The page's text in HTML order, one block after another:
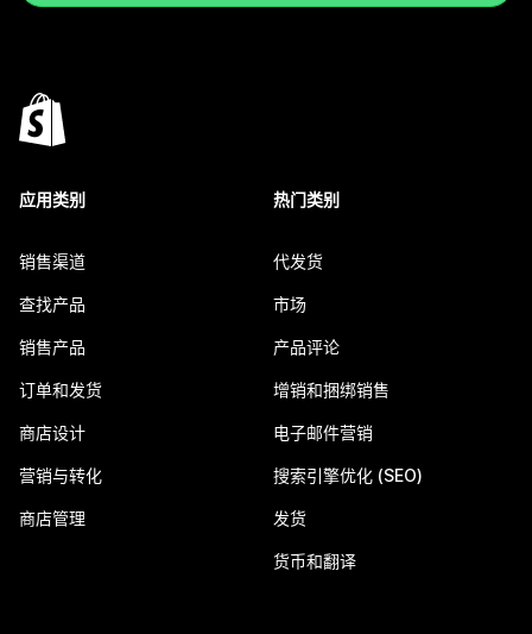
应用类别
销售渠道
查找产品
销售产品
订单和发货
商店设计
营销与转化
商店管理
热门类别
代发货
市场
产品评论
增销和捆绑销售
电子邮件营销
搜索引擎优化 (SEO)
发货
货币和翻译